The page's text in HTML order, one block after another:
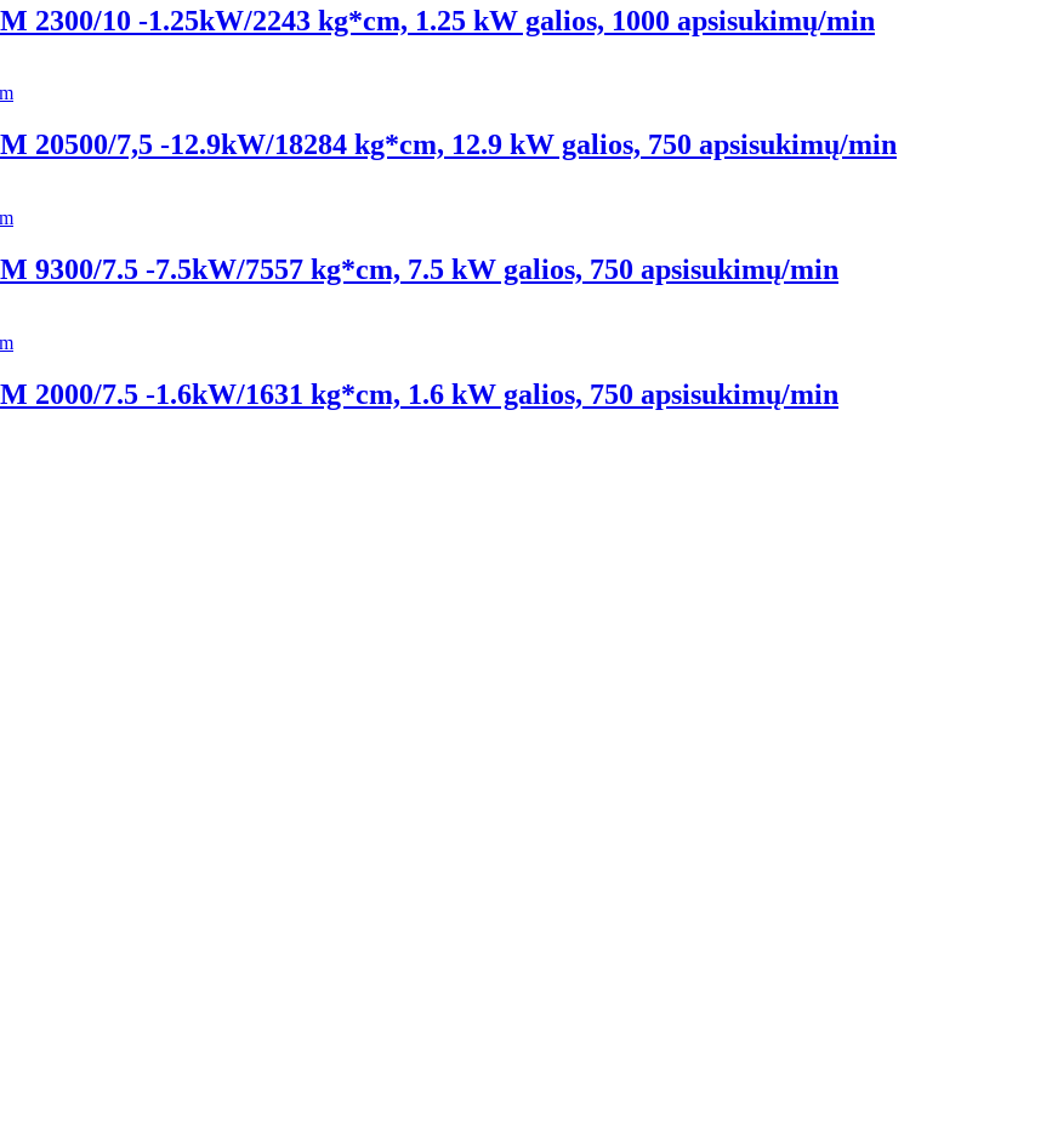
10 -1.25kW/2243 kg*cm, 1.25 kW galios, 1000 apsisukimų/min
7,5 -12.9kW/18284 kg*cm, 12.9 kW galios, 750 apsisukimų/min
7.5 -7.5kW/7557 kg*cm, 7.5 kW galios, 750 apsisukimų/min
7.5 -1.6kW/1631 kg*cm, 1.6 kW galios, 750 apsisukimų/min